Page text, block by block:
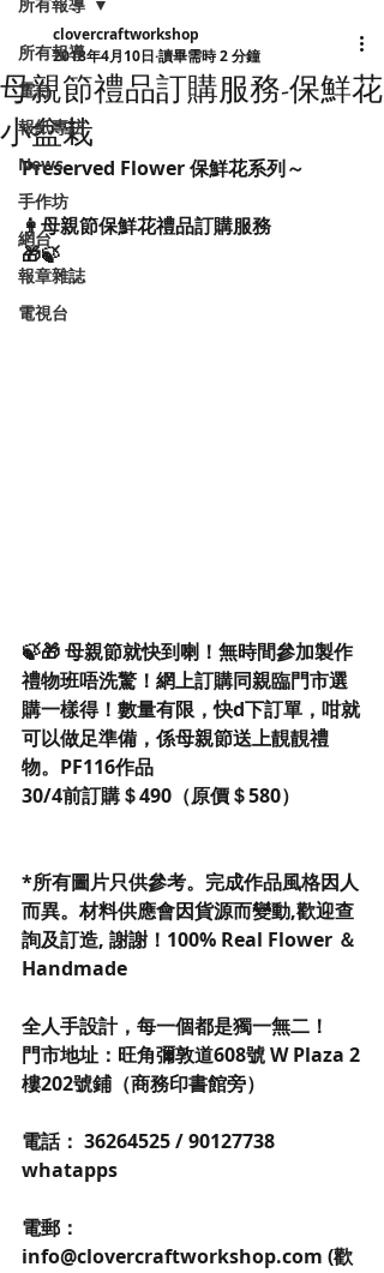
所有報導
電台
報紙專訪
News
手作坊
網台
報章雜誌
電視台
母親節禮品訂購服務-保鮮花
小盆栽
clovercraftworkshop
2018年4月10日 讀畢需時 2 分鐘
Preserved Flower 保鮮花系列～
👩母親節保鮮花禮品訂購服務
🎁🍃
🍃🎁 母親節就快到喇！無時間參加製作
禮物班唔洗驚！網上訂購同親臨門市選
購一樣得！數量有限，快d下訂單，咁就
可以做足準備，係母親節送上靚靚禮
物。PF116作品
30/4前訂購＄490（原價＄580）
*所有圖片只供參考。完成作品風格因人
而異。材料供應會因貨源而變動,歡迎查
詢及訂造, 謝謝！100% Real Flower ＆
Handmade
全人手設計，每一個都是獨一無二！
門市地址：旺角彌敦道608號 W Plaza 2
樓202號鋪（商務印書館旁）
電話： 36264525 / 90127738
whatapps
電郵：
info@clovercraftworkshop.com (歡